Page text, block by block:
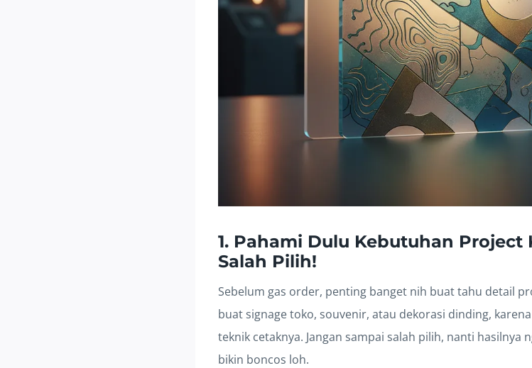
1. Pahami Dulu Kebutuhan Project
Salah Pilih!
Sebelum gas order, penting banget nih buat tahu detail
buat signage toko, souvenir, atau dekorasi dinding,
teknik cetaknya. Jangan sampai salah pilih, nanti hasilnya
bikin boncos loh.